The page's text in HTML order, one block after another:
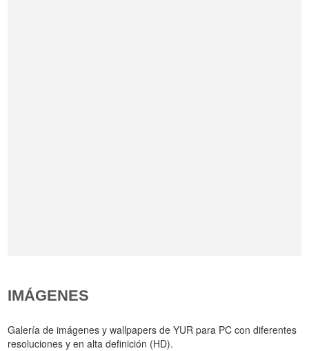
IMÁGENES
Galería de imágenes y wallpapers de YUR para PC con diferentes
resoluciones y en alta definición (HD).